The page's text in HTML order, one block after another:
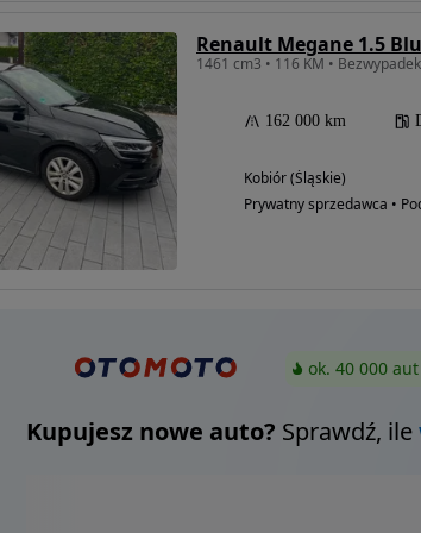
Renault Megane 1.5
1461 cm3 • 116 KM •
162 000 km
Kobiór (Śląskie)
Prywatny sprzedawca •
ok. 40 000
Kupujesz nowe auto? Sprawdź, ile